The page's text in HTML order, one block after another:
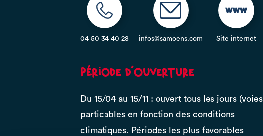
04 50 34 40 28 infos@samoens.com Site internet
Période d'ouverture
Du 15/04 au 15/11 : ouvert tous les jours (voies
particables en fonction des conditions
climatiques. Périodes les plus favorables